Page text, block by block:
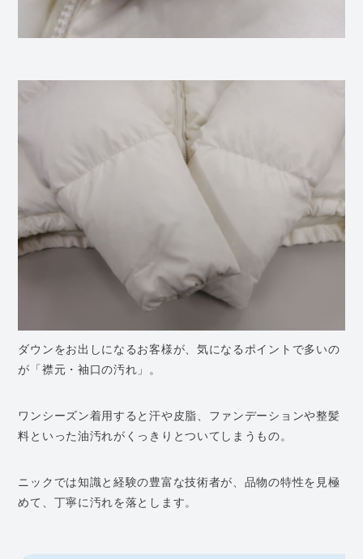
ダウンをお出しになるお客様が、気になるポイントで多いの
が「襟元・袖口の汚れ」。
ワンシーズン着用すると汗や皮脂、ファンデーションや整髪
料といった油汚れがくっきりとついてしまうもの。
ニックでは知識と経験の豊富な技術者が、品物の特性を見極
めて、丁寧に汚れを落とします。